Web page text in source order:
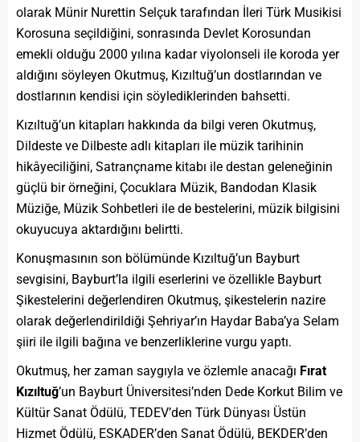
olarak Münir Nurettin Selçuk tarafından İleri Türk Musikisi
Korosuna seçildiğini, sonrasında Devlet Korosundan
emekli olduğu 2000 yılına kadar viyolonseli ile koroda yer
aldığını söyleyen Okutmuş, Kızıltuğ’un dostlarından ve
dostlarının kendisi için söylediklerinden bahsetti.
Kızıltuğ’un kitapları hakkında da bilgi veren Okutmuş,
Dildeste ve Dilbeste adlı kitapları ile müzik tarihinin
hikâyeciliğini, Satrançname kitabı ile destan geleneğinin
güçlü bir örneğini, Çocuklara Müzik, Bandodan Klasik
Müziğe, Müzik Sohbetleri ile de bestelerini, müzik bilgisini
okuyucuya aktardığını belirtti.
Konuşmasının son bölümünde Kızıltuğ’un Bayburt
sevgisini, Bayburt’la ilgili eserlerini ve özellikle Bayburt
Şikestelerini değerlendiren Okutmuş, şikestelerin nazire
olarak değerlendirildiği Şehriyar’ın Haydar Baba’ya Selam
şiiri ile ilgili bağına ve benzerliklerine vurgu yaptı.
Okutmuş, her zaman saygıyla ve özlemle anacağı Fırat
Kızıltuğ’un Bayburt Üniversitesi’nden Dede Korkut Bilim ve
Kültür Sanat Ödülü, TEDEV’den Türk Dünyası Üstün
Hizmet Ödülü, ESKADER’den Sanat Ödülü, BEKDER’den